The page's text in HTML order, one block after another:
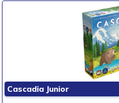
Cascadia Junior